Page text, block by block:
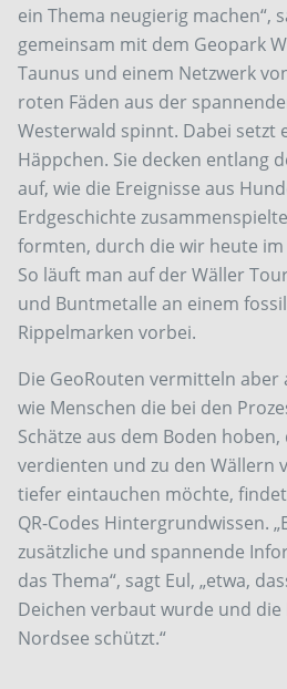
ein Thema neugierig machen“,
gemeinsam mit dem Geopark
Taunus und einem Netzwerk
roten Fäden aus der
Westerwald spinnt. Dabei setzt
Häppchen. Sie decken entlang
auf, wie die Ereignisse aus
Erdgeschichte
formten, durch die wir heute
So läuft man auf der Wäller
und Buntmetalle an einem
Rippelmarken vorbei.
Die GeoRouten vermitteln aber
wie Menschen die bei den
Schätze aus dem Boden
verdienten und zu den Wällern
tiefer eintauchen möchte,
QR-Codes Hintergrundwissen.
zusätzliche und spannende
das Thema“, sagt Eul, „etwa,
Deichen verbaut wurde und
Nordsee schützt.“